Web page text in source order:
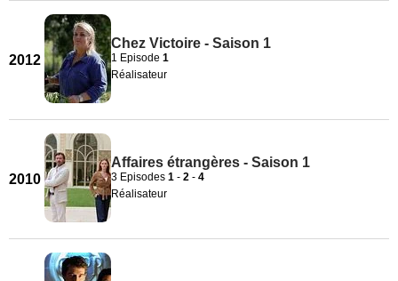
2012
Chez Victoire - Saison 1
1 Episode 1
Réalisateur
2010
Affaires étrangères - Saison 1
3 Episodes 1 - 2 - 4
Réalisateur